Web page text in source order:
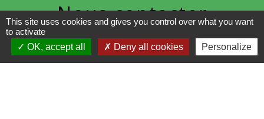
Nous contacter
Commune de Racquinghem
1, place de la Mairie
62120 Racquinghem - FRANCE
This site uses cookies and gives you control over what you want
to activate
OK, accept all
Deny all cookies Personalize